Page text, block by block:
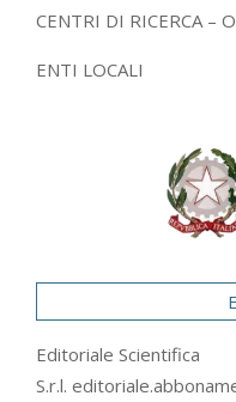
CENTRI DI RICERCA –
ENTI LOCALI
Editoriale Scientifica
S.r.l.